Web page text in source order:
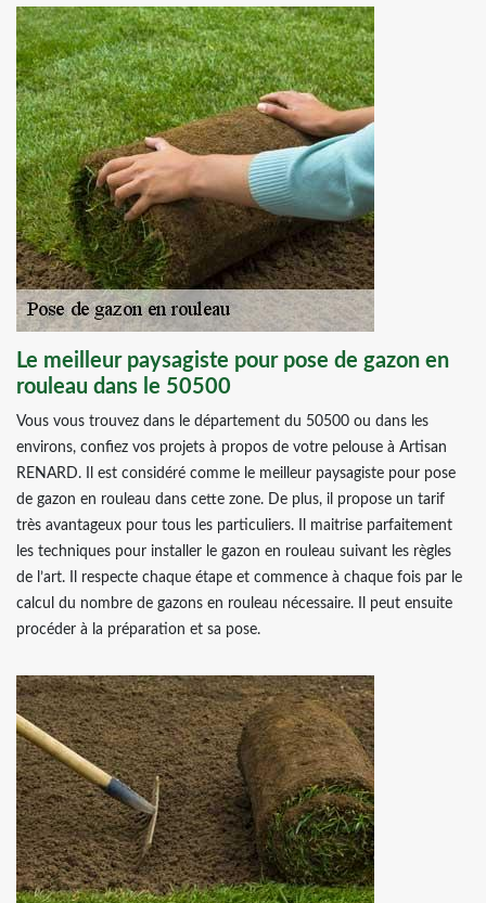
Le meilleur paysagiste pour pose de gazon en
rouleau dans le 50500
Vous vous trouvez dans le département du 50500 ou dans les
environs, confiez vos projets à propos de votre pelouse à Artisan
RENARD. Il est considéré comme le meilleur paysagiste pour pose
de gazon en rouleau dans cette zone. De plus, il propose un tarif
très avantageux pour tous les particuliers. Il maitrise parfaitement
les techniques pour installer le gazon en rouleau suivant les règles
de l’art. Il respecte chaque étape et commence à chaque fois par le
calcul du nombre de gazons en rouleau nécessaire. Il peut ensuite
procéder à la préparation et sa pose.